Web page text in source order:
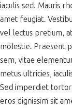
iaculis sed. Mauris
amet feugiat.
vel lectus pretium,
molestie. Praesent
sem, vitae
metus ultricies,
Sed imperdiet
eros dignissim sit